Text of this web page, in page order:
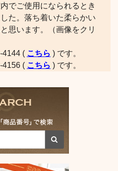
でご使用になられるとき
た。落ち着いた柔らかい
思います。（画像をクリ
4144 ( こちら ) です。
4156 ( こちら ) です。